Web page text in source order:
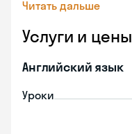
Читать дальше
Услуги и цены
Английский язык
Уроки